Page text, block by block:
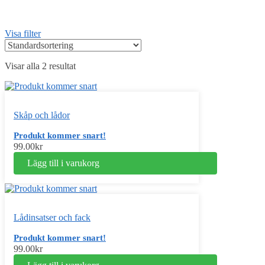
Visa filter
Visar alla 2 resultat
Skåp och lådor
Produkt kommer snart!
99.00kr
Lägg till i varukorg
Lådinsatser och fack
Produkt kommer snart!
99.00kr